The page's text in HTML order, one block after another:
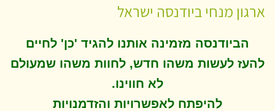
ארגון מנחי ביודנסה ישראל
הביודנסה מזמינה אותנו להגיד 'כן' לחיים
להעז לעשות משהו חדש, לחוות משהו שמעולם
לא חווינו.
להיפתח לאפשרויות והזדמנויות